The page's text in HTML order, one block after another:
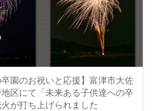
卒園のお祝いと応援】富津市大佐
区にて「未来ある子供達への卒
が打ち上げられました